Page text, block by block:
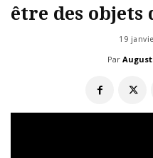
être des objets
19
Par